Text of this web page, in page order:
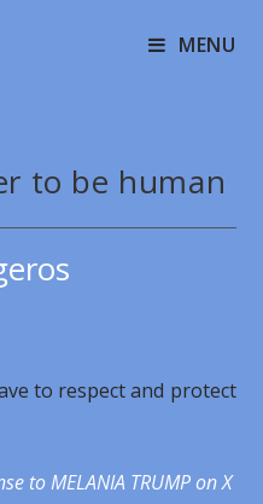
MENU
to be human
to respect and protect
to MELANIA TRUMP on X